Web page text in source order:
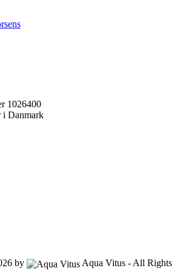
1026400
i Danmark
by
Aqua Vitus - All Rights